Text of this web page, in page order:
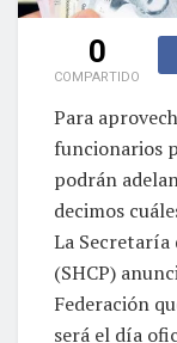
0
COMPARTIDO
Para
funcionarios
podrán
decimos
La Secretaría
(SHCP)
Federación
será el día